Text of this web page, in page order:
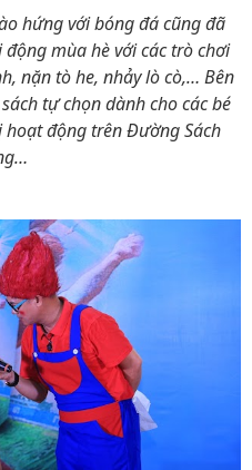
hứng với bóng đá cũng đã
mùa hè với các trò chơi
nặn tò he, nhảy lò cò,… Bên
tự chọn dành cho các bé
hoạt động trên Đường Sách